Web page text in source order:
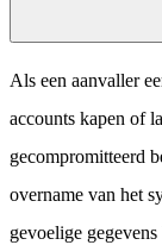
Als een aanvaller
accounts kapen of
gecompromitteerd
overname van het
gevoelige